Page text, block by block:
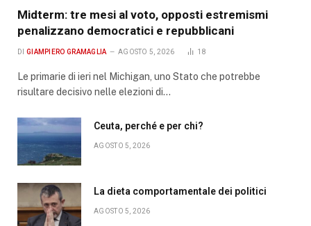
Midterm: tre mesi al voto, opposti estremismi
penalizzano democratici e repubblicani
DI GIAMPIERO GRAMAGLIA AGOSTO 5, 2026 18
Le primarie di ieri nel Michigan, uno Stato che potrebbe
risultare decisivo nelle elezioni di…
Ceuta, perché e per chi?
AGOSTO 5, 2026
La dieta comportamentale dei politici
AGOSTO 5, 2026